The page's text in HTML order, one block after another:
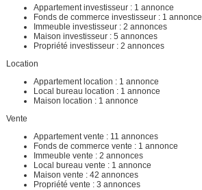
Appartement investisseur : 1 annonce
Fonds de commerce investisseur : 1 annonce
Immeuble investisseur : 2 annonces
Maison investisseur : 5 annonces
Propriété investisseur : 2 annonces
Location
Appartement location : 1 annonce
Local bureau location : 1 annonce
Maison location : 1 annonce
Vente
Appartement vente : 11 annonces
Fonds de commerce vente : 1 annonce
Immeuble vente : 2 annonces
Local bureau vente : 1 annonce
Maison vente : 42 annonces
Propriété vente : 3 annonces